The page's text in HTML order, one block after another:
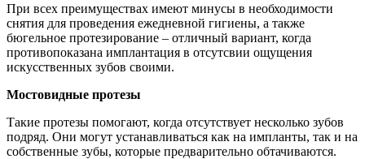
При всех преимуществах имеют минусы в необходимости
снятия для проведения ежедневной гигиены, а также
бюгельное протезирование – отличный вариант, когда
противопоказана имплантация в отсутсвии ощущения
искусственных зубов своими.
Мостовидные протезы
Такие протезы помогают, когда отсутствует несколько зубов
подряд. Они могут устанавливаться как на импланты, так и на
собственные зубы, которые предварительно обтачиваются.